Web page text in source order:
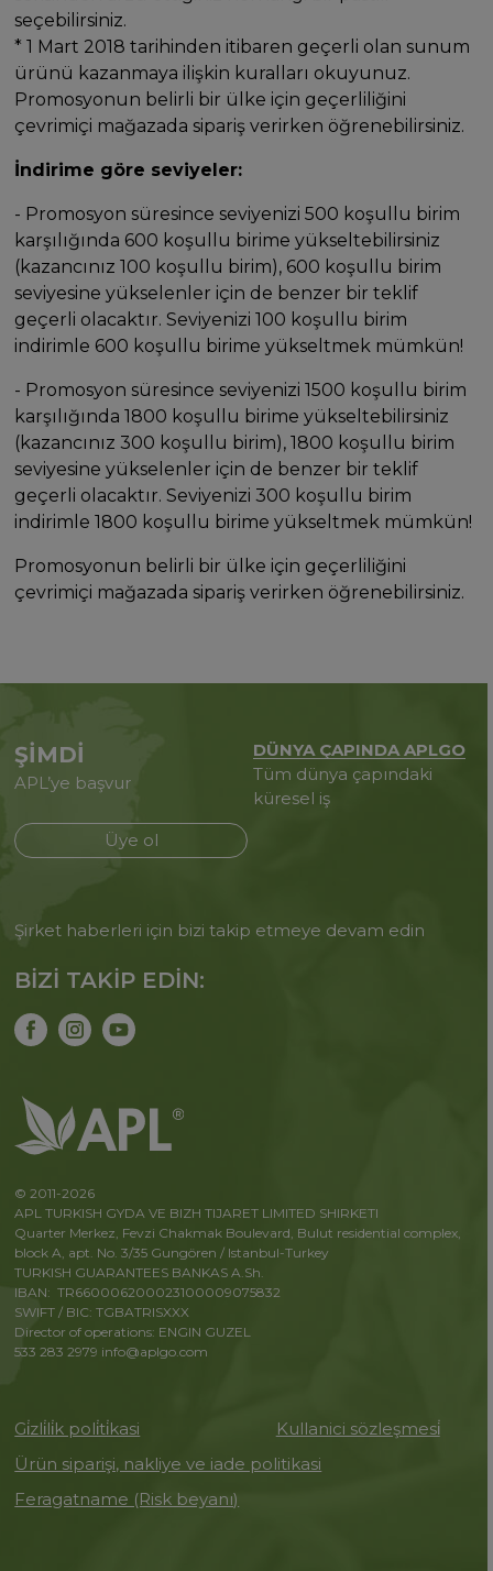
seçebilirsiniz.
* 1 Mart 2018 tarihinden itibaren geçerli olan sunum
ürünü kazanmaya ilişkin kuralları okuyunuz.
Promosyonun belirli bir ülke için geçerliliğini
çevrimiçi mağazada sipariş verirken öğrenebilirsiniz.
İndirime göre seviyeler:
- Promosyon süresince seviyenizi 500 koşullu birim
karşılığında 600 koşullu birime yükseltebilirsiniz
(kazancınız 100 koşullu birim), 600 koşullu birim
seviyesine yükselenler için de benzer bir teklif
geçerli olacaktır. Seviyenizi 100 koşullu birim
indirimle 600 koşullu birime yükseltmek mümkün!
- Promosyon süresince seviyenizi 1500 koşullu birim
karşılığında 1800 koşullu birime yükseltebilirsiniz
(kazancınız 300 koşullu birim), 1800 koşullu birim
seviyesine yükselenler için de benzer bir teklif
geçerli olacaktır. Seviyenizi 300 koşullu birim
indirimle 1800 koşullu birime yükseltmek mümkün!
Promosyonun belirli bir ülke için geçerliliğini
çevrimiçi mağazada sipariş verirken öğrenebilirsiniz.
ŞİMDİ
APL’ye başvur
Üye ol
DÜNYA ÇAPINDA APLGO
Tüm dünya çapındaki
küresel iş
Şirket haberleri için bizi takip etmeye devam edin
BİZİ TAKİP EDİN:
© 2011-2026
APL TURKISH GYDA VE BIZH TIJARET LIMITED SHIRKETI
Quarter Merkez, Fevzi Chakmak Boulevard, Bulut residential complex,
block A, apt. No. 3/35 Gungören / Istanbul-Turkey
TURKISH GUARANTEES BANKAS A.Sh.
IBAN: TR660006200023100009075832
SWIFT / BIC: TGBATRISXXX
Director of operations: ENGIN GUZEL
533 283 2979 info@aplgo.com
Gi̇zli̇li̇k poli̇ti̇kasi
Kullanici sözleşmesi̇
Ürün siparişi, nakliye ve iade politikasi
Feragatname (Risk beyanı)